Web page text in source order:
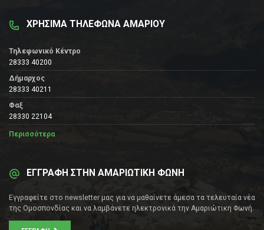
ΧΡΗΣΙΜΑ ΤΗΛΕΦΩΝΑ ΑΜΑΡΙΟΥ
Τηλεφωνικό Κέντρο
28333 40200
Δήμαρχος
28333 40211
Φαξ
28330 22104
Περισσότερα
ΕΓΓΡΑΦΗ ΣΤΗΝ ΑΜΑΡΙΩΤΙΚΗ ΦΩΝΗ
Εγγραφείτε στο newsletter μας για να μαθαίνετε άμεσα τα τελευταία νέα
της Ομοσπονδίας και να λαμβάνετε ηλεκτρονικά την Αμαριώτικη Φωνή.